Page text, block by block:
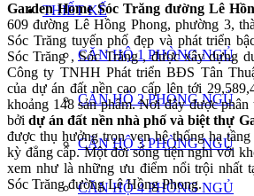
THIẾT KẾ
CĂN HỘ 1 PHÒNG NGỦ
CĂN HỘ 2 PHÒNG NGỦ
CĂN HỘ 3 PHÒNG NGỦ
CĂN HỘ 4 PHÒNG NGỦ
Garden Home Sóc Trăng đường Lê
609 đường Lê Hồng Phong, phường 3,
Sóc Trăng tuyến phố đẹp và phát triển
Sóc Trăng , Sóc Trăng , được xây dựng
Công ty TNHH Phát triển BĐS Tân
của dự án đất nền cao cấp lên tới
khoảng 148 sản phẩm. Nơi đây được
bởidự án đất nền nhà phố và biệt thự
được thụ hưởng trọn vẹn hệ thống hạ
kỳ đẳng cấp. Một đời sống tiện nghi với
xem như là những ưu điểm nổi trội nhất
Sóc Trăng đường Lê Hồng Phong.